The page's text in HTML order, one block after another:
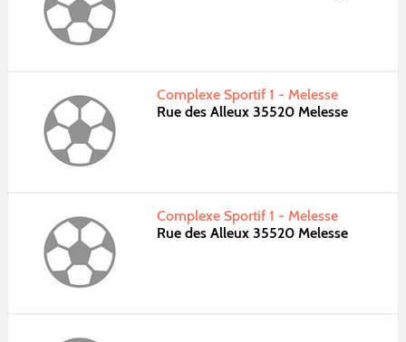
Complexe Sportif 1 - Melesse
Rue des Alleux 35520 Melesse
Complexe Sportif 1 - Melesse
Rue des Alleux 35520 Melesse